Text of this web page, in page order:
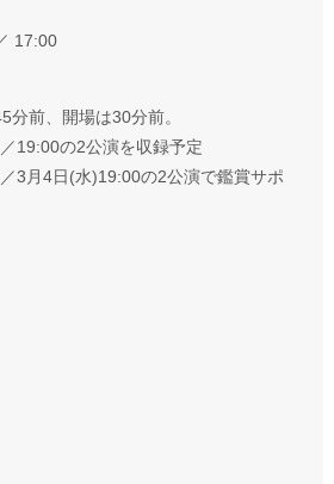
17:00
前、開場は30分前。
19:00の2公演を収録予定
3月4日(水)19:00の2公演で鑑賞サポ